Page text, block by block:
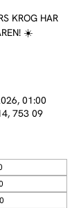
KROG HAR
☀️
01:00
753 09